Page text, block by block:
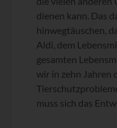
dienen kann. Das
hinwegtäuschen,
Aldi, dem
gesamten
wir in zehn Jahren
muss sich das